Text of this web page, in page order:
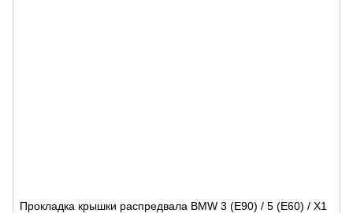
Прокладка крышки распредвала BMW 3 (E90) / 5 (E60) / X1